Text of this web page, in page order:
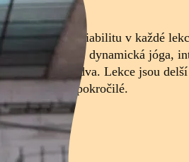
nabízí variabilitu v každé
činkami, dynamická jóga,
trénink pro dva. Lekce jsou
pokročilé až pokročilé.